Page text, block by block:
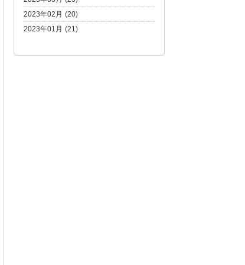
2023年02月 (20)
2023年01月 (21)